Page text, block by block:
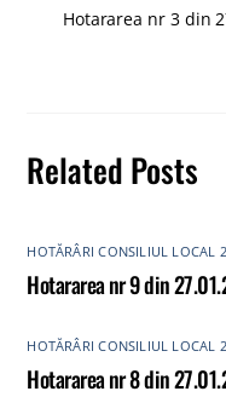
Hotararea nr 3 din
Related Posts
HOTĂRÂRI CONSILIUL LOCAL
Hotararea nr 9 din
HOTĂRÂRI CONSILIUL LOCAL
Hotararea nr 8 din